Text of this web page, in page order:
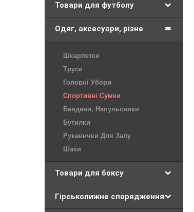
Товари для футболу
Одяг, аксесуари, різне
Шкарпетки
Труси
Головні Убори
Спортивні Сумки
Бандани, Напульсники
Бутилки
Рукавички Для Залу
Шахи
Товари для боксу
Гірськолижне спорядження